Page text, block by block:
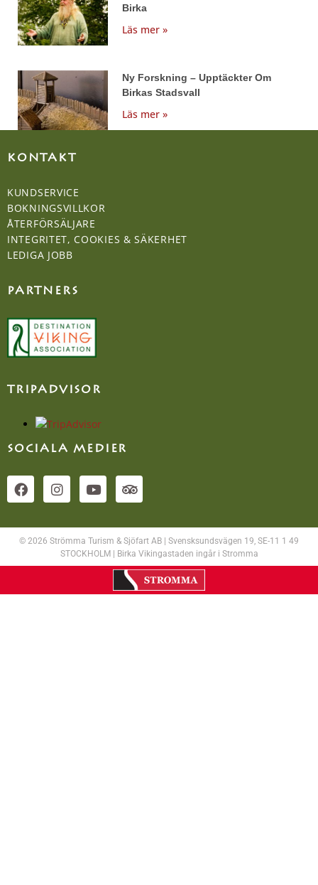
Birka
Läs mer »
Ny Forskning – Upptäckter Om
Birkas Stadsvall
Läs mer »
KONTAKT
KUNDSERVICE
BOKNINGSVILLKOR
ÅTERFÖRSÄLJARE
INTEGRITET, COOKIES & SÄKERHET
LEDIGA JOBB
PARTNERS
TRIPADVISOR
SOCIALA MEDIER
© 2026 Strömma Turism & Sjöfart AB | Svensksundsvägen 19, SE-11 1 49
STOCKHOLM | Birka Vikingastaden ingår i Stromma